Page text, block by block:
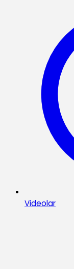
Videolar